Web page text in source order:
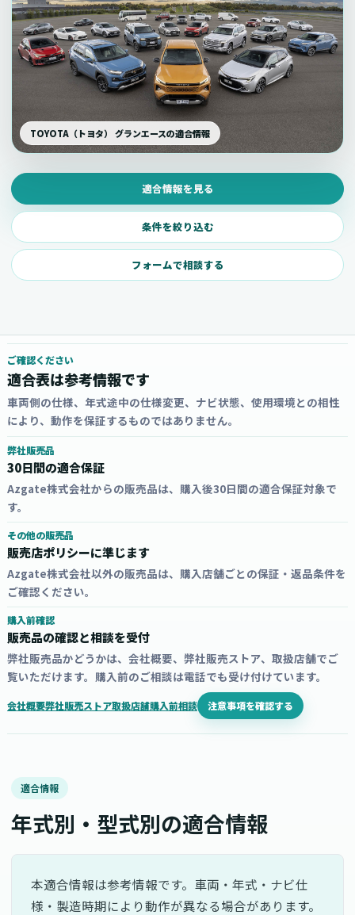
適合情報を見る
条件を絞り込む
フォームで相談する
TOYOTA（トヨタ） グランエースの適合情報
ご確認ください
適合表は参考情報です
車両側の仕様、年式途中の仕様変更、ナビ状態、使用環境との相性
により、動作を保証するものではありません。
弊社販売品
30日間の適合保証
Azgate株式会社からの販売品は、購入後30日間の適合保証対象で
す。
その他の販売品
販売店ポリシーに準じます
Azgate株式会社以外の販売品は、購入店舗ごとの保証・返品条件を
ご確認ください。
購入前確認
販売品の確認と相談を受付
弊社販売品かどうかは、会社概要、弊社販売ストア、取扱店舗でご
覧いただけます。購入前のご相談は電話でも受け付けています。
会社概要弊社販売ストア取扱店舗購入前相談 注意事項を確認する
適合情報
年式別・型式別の適合情報
本適合情報は参考情報です。車両・年式・ナビ仕
様・製造時期により動作が異なる場合があります。